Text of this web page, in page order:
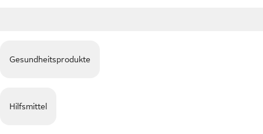
Gesundheitsprodukte
Hilfsmittel